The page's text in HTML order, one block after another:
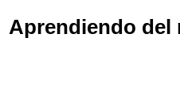
Aprendiendo del